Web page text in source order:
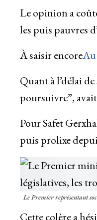
Le opinion a
les puis pauvres
À saisir encoreAu
Quant à l’délai
poursuivre”,
Pour Safet
puis prolixe
Le Premier représentant
Cette colère a